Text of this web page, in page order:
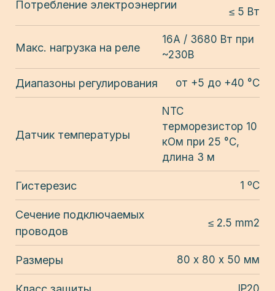
Потребление электроэнергии
≤ 5 Вт
Макс. нагрузка на реле
16A / 3680 Вт при
~230В
Диапазоны регулирования от +5 до +40 °C
Датчик температуры
NTC
терморезистор 10
кОм при 25 °C,
длина 3 м
Гистерезис 1 ºС
Сечение подключаемых
проводов
≤ 2.5 mm2
Размеры 80 х 80 х 50 мм
IP20